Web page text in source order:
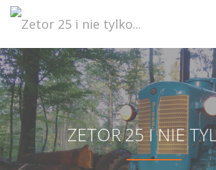
do
treści
ZETOR 25 I NIE